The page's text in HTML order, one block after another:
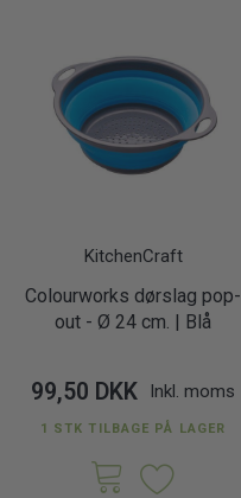
KitchenCraft
Colourworks dørslag pop-
out - Ø 24 cm. | Blå
99,50 DKK Inkl. moms
1 STK TILBAGE PÅ LAGER